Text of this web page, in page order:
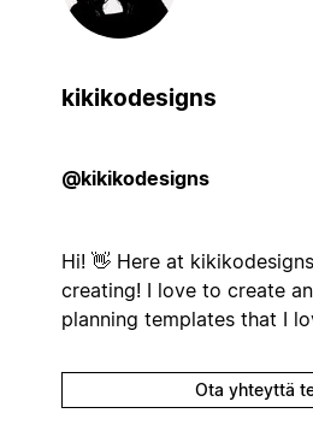
kikikodesigns
@kikikodesigns
Hi! 👋 Here at
creating! I love to create
planning templates that I
Ota yhteyttä